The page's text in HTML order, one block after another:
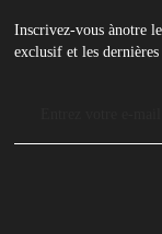
Inscrivez-vous ànotre
exclusif et les dernières